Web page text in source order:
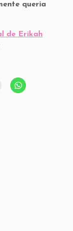
queria
de Erikah